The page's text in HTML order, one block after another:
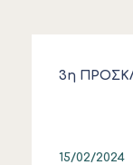
3η
15/02/